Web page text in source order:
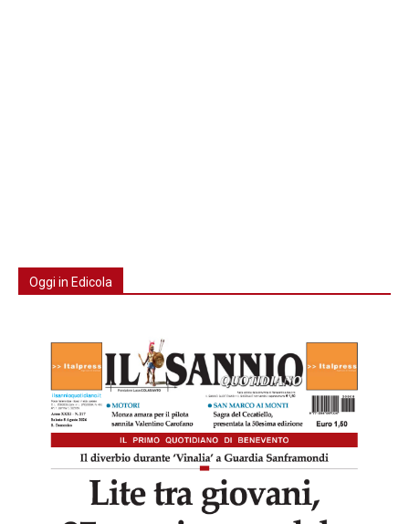
Oggi in Edicola